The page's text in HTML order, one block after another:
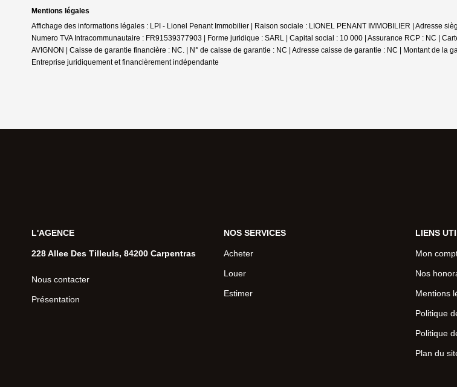
Mentions légales
Affichage des informations légales : LPI - Lionel Penant Immobilier | Raison sociale : LIONEL PENANT IMMOBILIER | Adresse
Numero TVA Intracommunautaire : FR91539377903 | Forme juridique : SARL | Capital social : 10 000 | Assurance RCP : NC |
AVIGNON | Caisse de garantie financière : NC. | N° de caisse de garantie : NC | Adresse caisse de garantie : NC | Montant de la
Entreprise juridiquement et financièrement indépendante
L'AGENCE
228 Allee Des Tilleuls, 84200 Carpentras
Nous contacter
Présentation
NOS SERVICES
Acheter
Louer
Estimer
LIENS
Mon
Nos
Mentions
Politique
Politique
Plan du